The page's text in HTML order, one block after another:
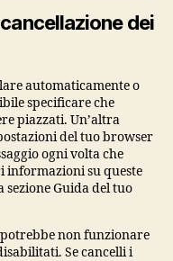
to
servicedei
automaticamente o
specificare che
piazzati. Un’altra
del tuo browser
ogni volta che
informazioni su queste
Guida del tuo
non funzionare
Se cancelli i